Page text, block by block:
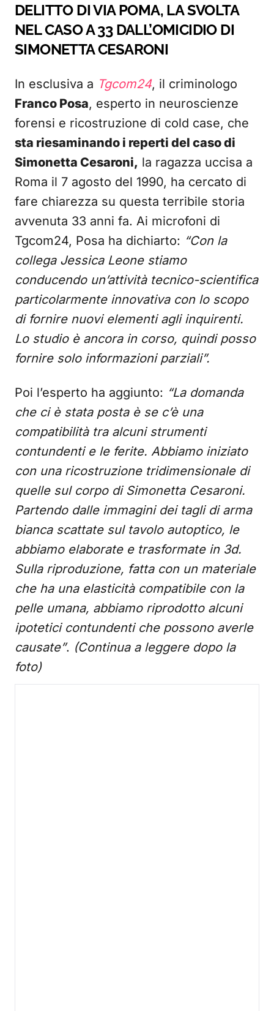
DELITTO DI VIA POMA, LA SVOLTA
NEL CASO A 33 DALL’OMICIDIO DI
SIMONETTA CESARONI
In esclusiva a Tgcom24, il criminologo
Franco Posa, esperto in neuroscienze
forensi e ricostruzione di cold case, che
sta riesaminando i reperti del caso di
Simonetta Cesaroni, la ragazza uccisa a
Roma il 7 agosto del 1990, ha cercato di
fare chiarezza su questa terribile storia
avvenuta 33 anni fa. Ai microfoni di
Tgcom24, Posa ha dichiarto: “Con la
collega Jessica Leone stiamo
conducendo un’attività tecnico-scientifica
particolarmente innovativa con lo scopo
di fornire nuovi elementi agli inquirenti.
Lo studio è ancora in corso, quindi posso
fornire solo informazioni parziali”.
Poi l’esperto ha aggiunto: “La domanda
che ci è stata posta è se c’è una
compatibilità tra alcuni strumenti
contundenti e le ferite. Abbiamo iniziato
con una ricostruzione tridimensionale di
quelle sul corpo di Simonetta Cesaroni.
Partendo dalle immagini dei tagli di arma
bianca scattate sul tavolo autoptico, le
abbiamo elaborate e trasformate in 3d.
Sulla riproduzione, fatta con un materiale
che ha una elasticità compatibile con la
pelle umana, abbiamo riprodotto alcuni
ipotetici contundenti che possono averle
causate”. (Continua a leggere dopo la
foto)